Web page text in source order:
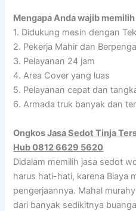
Mengapa Anda wajib memilih
1. Didukung mesin dengan
2. Pekerja Mahir dan
3. Pelayanan 24 jam
4. Area Cover yang luas
5. Pelayanan cepat dan
6. Armada truk banyak dan
OngkosJasa Sedot Tinja
Hub 0812 6629 5620
Didalam memilih jasa sedot
harus hati-hati, karena Biaya
pengerjaannya. Mahal
dari banyak sedikitnya